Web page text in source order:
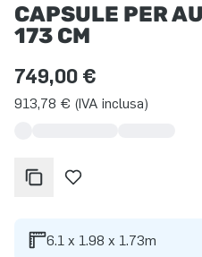
CAPSULE PER
173 CM
749,00 €
913,78 € (IVA inclusa)
6.1 x 1.98 x 1.73m